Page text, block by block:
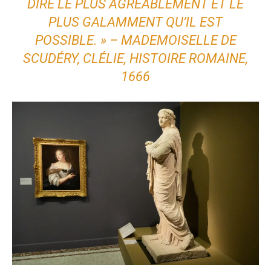
DIRE LE PLUS AGRÉABLEMENT ET LE
PLUS GALAMMENT QU’IL EST
POSSIBLE. » – MADEMOISELLE DE
SCUDÉRY, CLÉLIE, HISTOIRE ROMAINE,
1666